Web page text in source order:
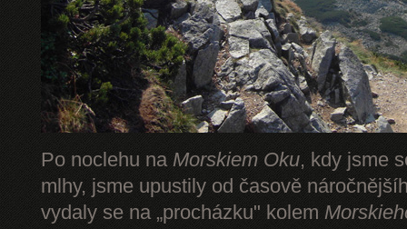
Po noclehu na Morskiem Oku, kdy jsme
mlhy, jsme upustily od časově
vydaly se na „procházku" kolem